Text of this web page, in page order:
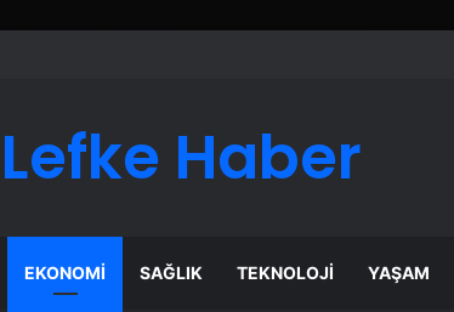
Lefke Haber
EKONOMI SAĞLIK TEKNOLOJI YAŞAM